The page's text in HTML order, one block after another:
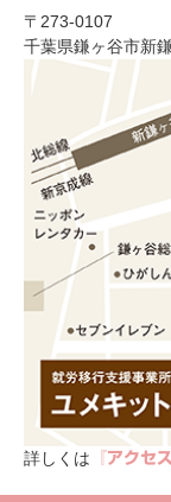
〒273-0107
千葉県鎌ヶ谷市新
詳しくは 『アクセス